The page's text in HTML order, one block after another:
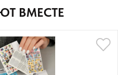
ВМЕСТЕ